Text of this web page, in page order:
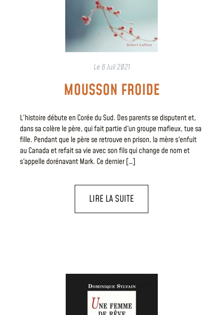
Le 6 Juil 2021
MOUSSON FROIDE
L'histoire débute en Corée du Sud. Des parents se disputent et,
dans sa colère le père, qui fait partie d'un groupe mafieux, tue sa
fille. Pendant que le père se retrouve en prison, la mère s'enfuit
au Canada et refait sa vie avec son fils qui change de nom et
s'appelle dorénavant Mark. Ce dernier […]
LIRE LA SUITE